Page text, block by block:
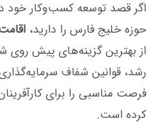
اگر قصد توسعه کسب‌وکار خود
حوزه خلیج فارس را دارید،
از بهترین گزینه‌های پیش روی
رشد، قوانین شفاف
فرصت مناسبی را برای
کرده است.